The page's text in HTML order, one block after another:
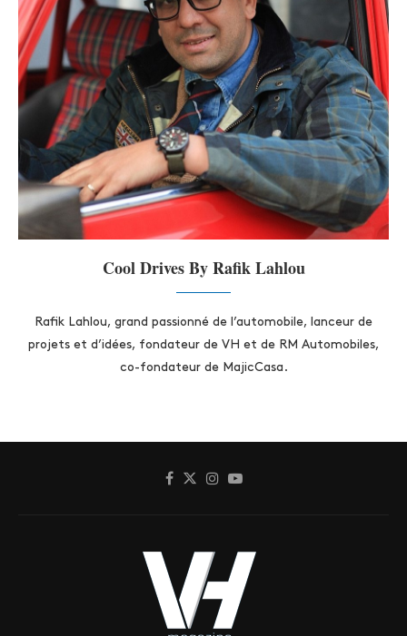
Cool Drives By Rafik Lahlou
Rafik Lahlou, grand passionné de l’automobile, lanceur de
projets et d’idées, fondateur de VH et de RM Automobiles,
co-fondateur de MajicCasa.